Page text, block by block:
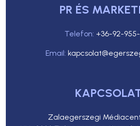
PR ÉS
Telefon: +36-92-
Email:
Zalaegerszegi